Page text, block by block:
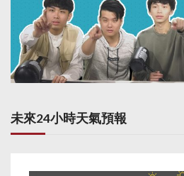
未來24小時天氣預報